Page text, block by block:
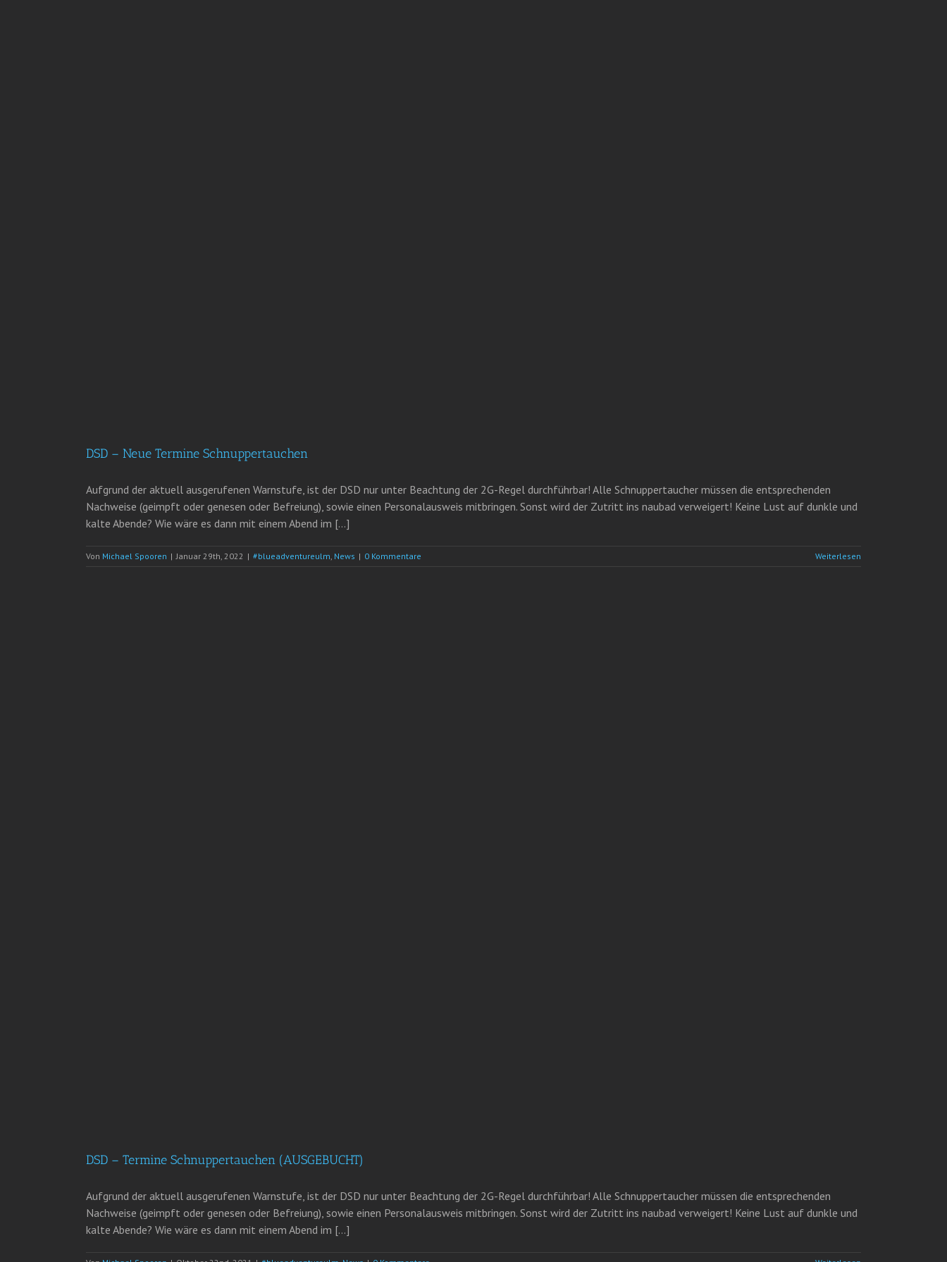
DSD – Neue Termine Schnuppertauchen
Aufgrund der aktuell ausgerufenen Warnstufe, ist der DSD nur unter Beachtung der 2G-Regel durchführbar! Alle Schnuppertaucher müssen die entsprechenden
Nachweise (geimpft oder genesen oder Befreiung), sowie einen Personalausweis mitbringen. Sonst wird der Zutritt ins naubad verweigert! Keine Lust auf dunkle und
kalte Abende? Wie wäre es dann mit einem Abend im [...]
Von Michael Spooren | Januar 29th, 2022 | #blueadventureulm, News | 0 Kommentare Weiterlesen
DSD – Termine Schnuppertauchen (AUSGEBUCHT)
Aufgrund der aktuell ausgerufenen Warnstufe, ist der DSD nur unter Beachtung der 2G-Regel durchführbar! Alle Schnuppertaucher müssen die entsprechenden
Nachweise (geimpft oder genesen oder Befreiung), sowie einen Personalausweis mitbringen. Sonst wird der Zutritt ins naubad verweigert! Keine Lust auf dunkle und
kalte Abende? Wie wäre es dann mit einem Abend im [...]